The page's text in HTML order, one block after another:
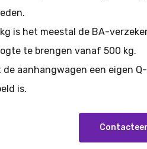
is het meestal de BA-
te brengen vanaf 500 kg.
de aanhangwagen een eigen
is.